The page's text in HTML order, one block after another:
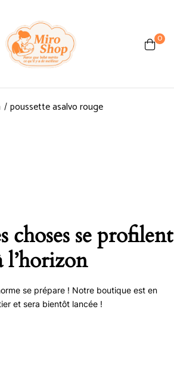
0
poussette asalvo rouge
choses se profilent
l’horizon
se prépare ! Notre boutique est en
et sera bientôt lancée !